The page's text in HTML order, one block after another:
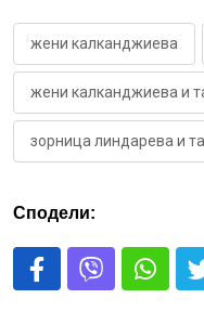
жени калканджиева
жени калканджиева и
зорница линдарева и
Сподели: